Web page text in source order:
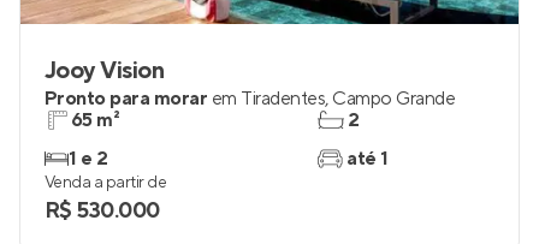
Jooy Vision
Pronto para morar em Tiradentes, Campo Grande
65 m²
1 e 2
2
até 1
Venda a partir de
R$ 530.000